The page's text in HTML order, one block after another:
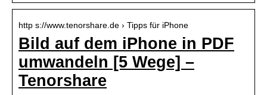
http s://www.tenorshare.de › Tipps für iPhone
Bild auf dem iPhone in PDF
umwandeln [5 Wege] –
Tenorshare